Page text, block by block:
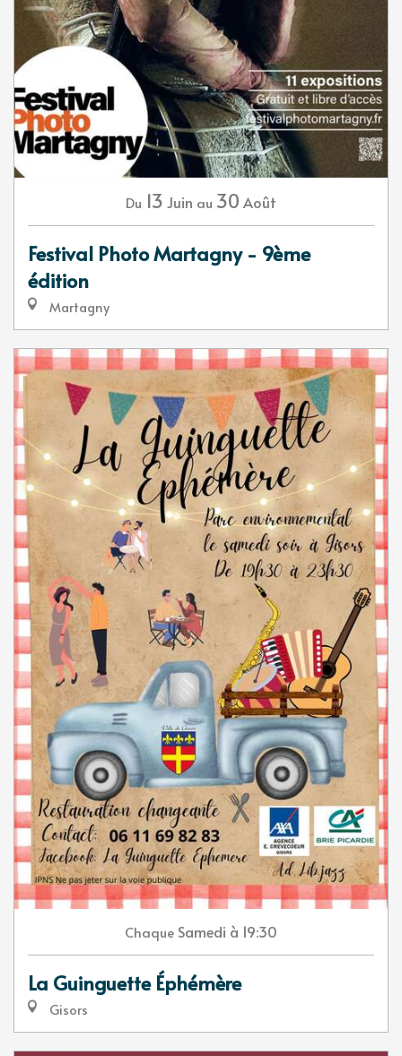
Du 13 Juin au 30 Août
Festival Photo Martagny - 9ème
édition
Martagny
Chaque Samedi à 19:30
La Guinguette Éphémère
Gisors